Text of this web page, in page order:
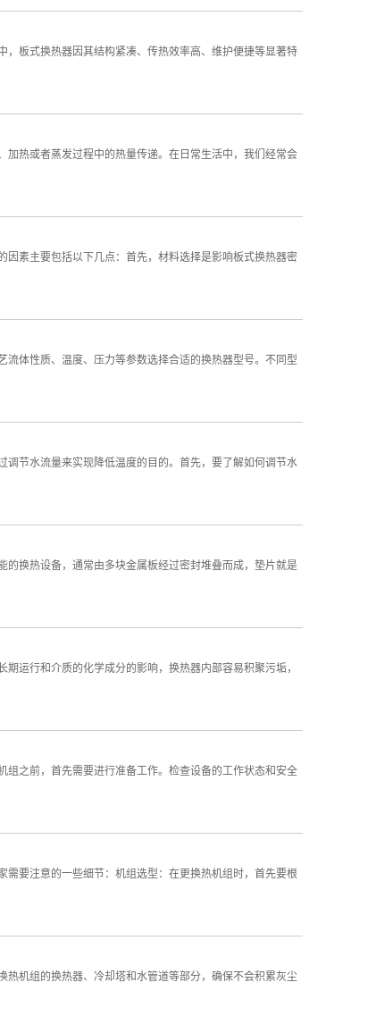
板式换热器因其结构紧凑、传热效率高、维护便捷等显著特
热或者蒸发过程中的热量传递。在日常生活中，我们经常会
素主要包括以下几点：首先，材料选择是影响板式换热器密
体性质、温度、压力等参数选择合适的换热器型号。不同型
节水流量来实现降低温度的目的。首先，要了解如何调节水
换热设备，通常由多块金属板经过密封堆叠而成，垫片就是
运行和介质的化学成分的影响，换热器内部容易积聚污垢，
之前，首先需要进行准备工作。检查设备的工作状态和安全
要注意的一些细节：机组选型：在更换热机组时，首先要根
机组的换热器、冷却塔和水管道等部分，确保不会积累灰尘